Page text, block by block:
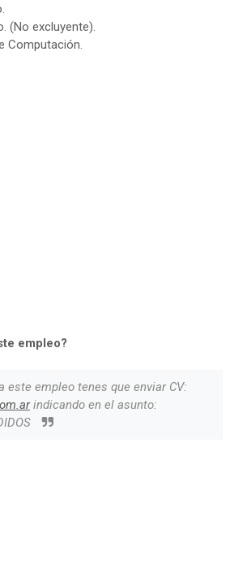
(No excluyente).
Computación.
empleo?
este empleo tenes que enviar CV:
indicando en el asunto: